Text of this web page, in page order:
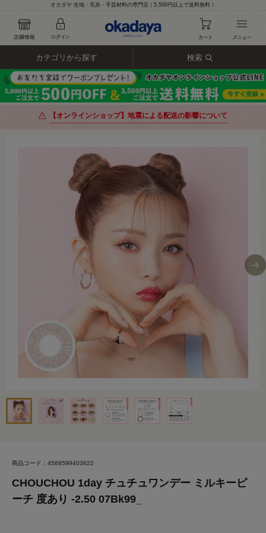
オカダヤ 生地・毛糸・手芸材料の専門店｜5,500円以上で送料無料！
カテゴリから探す 検索
【オンラインショップ】地震による配送の影響について
商品コード：4589599403622
CHOUCHOU 1day チュチュワンデー ミルキーピ
ーチ 度あり -2.50 07Bk99_